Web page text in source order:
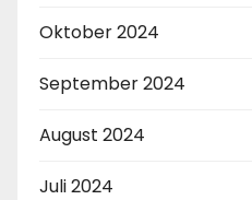
Oktober 2024
September 2024
August 2024
Juli 2024